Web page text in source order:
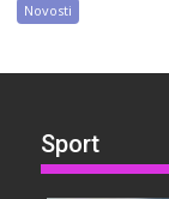
Novosti
Sport